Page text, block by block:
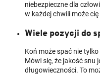
niebezpieczne dla
w każdej chwili może
Wiele pozycji do
Koń może spać nie
Mówi się, że jakość snu
długowieczności. To